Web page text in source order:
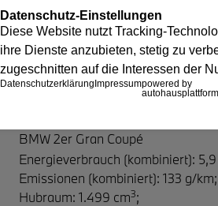
BMW 2er Gran Coupé
Energieverbrauch (kombiniert):
Emissionen (kombiniert): 133 g/km;
Hubraum: 1.499 cm3;